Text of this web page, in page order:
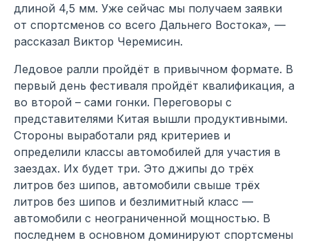
длиной 4,5 мм. Уже сейчас мы получаем заявки
от спортсменов со всего Дальнего Востока», —
рассказал Виктор Черемисин.
Ледовое ралли пройдёт в привычном формате. В
первый день фестиваля пройдёт квалификация, а
во второй – сами гонки. Переговоры с
представителями Китая вышли продуктивными.
Стороны выработали ряд критериев и
определили классы автомобилей для участия в
заездах. Их будет три. Это джипы до трёх
литров без шипов, автомобили свыше трёх
литров без шипов и безлимитный класс —
автомобили с неограниченной мощностью. В
последнем в основном доминируют спортсмены